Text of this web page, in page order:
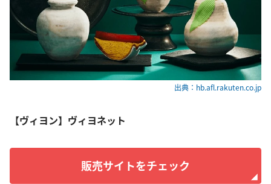
出典：hb.afl.rakuten.co.jp
【ヴィヨン】ヴィヨネット
販売サイトをチェック